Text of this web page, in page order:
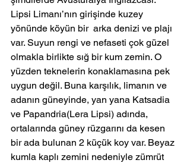
Lipsi Limanı’nın girişinde kuzey
yönünde köyün bir  arka denizi ve plajı
var. Suyun rengi ve nefaseti çok güzel
olmakla birlikte sığ bir kum zemin. O
yüzden teknelerin konaklamasına pek
uygun değil. Buna karşılık, limanın ve
adanın güneyinde, yan yana Katsadia
ve Papandria(Lera Lipsi) adında,
ortalarında güney rüzgarını da kesen
bir ada bulunan 2 küçük koy var. Beyaz
kumla kaplı zemini nedeniyle zümrüt